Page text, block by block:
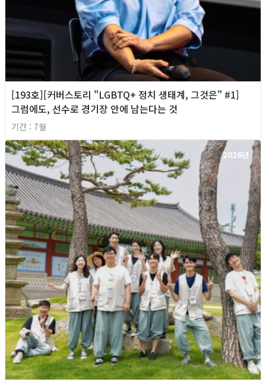
[193호][커버스토리 "LGBTQ+ 정치 생태계, 그것은" #1]
그럼에도, 선수로 경기장 안에 남는다는 것
기간 : 7월
2026년